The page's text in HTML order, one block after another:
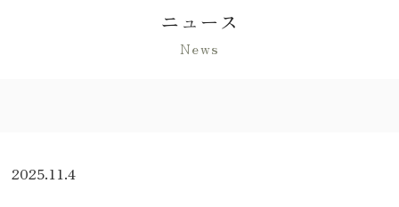
ニュース
News
2025.11.4